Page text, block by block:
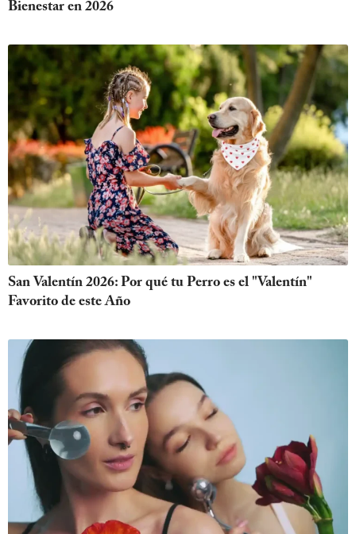
Bienestar en 2026
San Valentín 2026: Por qué tu Perro es el "Valentín"
Favorito de este Año